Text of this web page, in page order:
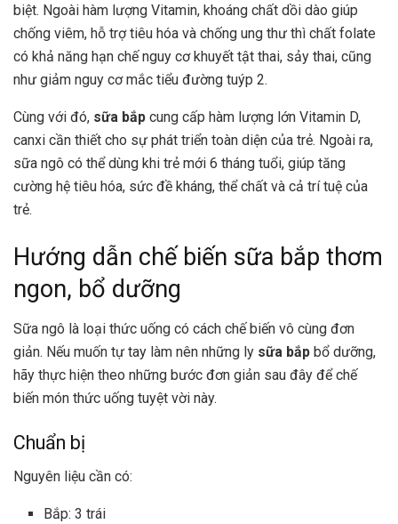
biệt. Ngoài hàm lượng Vitamin, khoáng chất dồi dào giúp
chống viêm, hỗ trợ tiêu hóa và chống ung thư thì chất folate
có khả năng hạn chế nguy cơ khuyết tật thai, sảy thai, cũng
như giảm nguy cơ mắc tiểu đường tuýp 2.
Cùng với đó, sữa bắp cung cấp hàm lượng lớn Vitamin D,
canxi cần thiết cho sự phát triển toàn diện của trẻ. Ngoài ra,
sữa ngô có thể dùng khi trẻ mới 6 tháng tuổi, giúp tăng
cường hệ tiêu hóa, sức đề kháng, thể chất và cả trí tuệ của
trẻ.
Hướng dẫn chế biến sữa bắp thơm
ngon, bổ dưỡng
Sữa ngô là loại thức uống có cách chế biến vô cùng đơn
giản. Nếu muốn tự tay làm nên những ly sữa bắp bổ dưỡng,
hãy thực hiện theo những bước đơn giản sau đây để chế
biến món thức uống tuyệt vời này.
Chuẩn bị
Nguyên liệu cần có:
Bắp: 3 trái